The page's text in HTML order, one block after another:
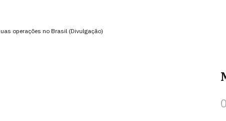
operações no Brasil (Divulgação)